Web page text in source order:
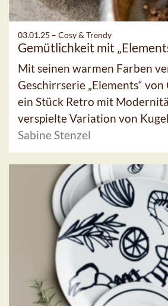
03.01.25 – Cosy & Trendy
Gemütlichkeit mit
Mit seinen warmen Farben
Geschirrserie „Elements“ von
ein Stück Retro mit
verspielte Variation von
Sabine Stenzel